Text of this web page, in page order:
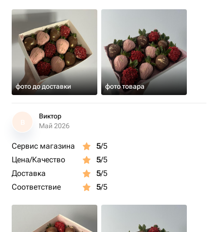
фото до доставки фото товара
В
Виктор
Май 2026
Сервис магазина 5/5
Цена/Качество
5/5
Доставка
5/5
Соответствие
5/5